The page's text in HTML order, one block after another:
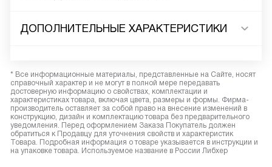
ДОПОЛНИТЕЛЬНЫЕ ХАРАКТЕРИСТИКИ
* Все информационные материалы, представленные на Сайте, носят
справочный характер и не могут в полной мере передавать
достоверную информацию о свойствах, комплектации и
характеристиках товара, включая цвета, размеры и формы. Фирма-
производитель оставляет за собой право на внесение изменений в
конструкцию, дизайн и комплектацию товара без предварительного
уведомления. Перед оформлением Заказа Покупатель должен
обратиться к Продавцу для уточнения свойств и характеристик
Товара. Подробная информация о товаре указывается в инструкции и
на упаковке товара. Используемое название в России Либхер